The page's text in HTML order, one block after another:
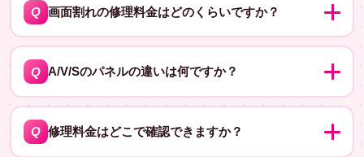
いては、修理前にお問い合わせください。
費用の返金を行うことができます。詳細については修理
Q 画面割れの修理料金はどのくらいですか？
A 画面修理は機種によって異なりますが、A/V/Sの3つのパ
ネルから選べます。具体的な料金は料金表をご覧くださ
Q A/V/Sのパネルの違いは何ですか？
A Aパネルは県内最安の互換パネル、Vパネルはコスパ重視
のバランス型、Sパネルは純正同等の高品質です。ご予
Q 修理料金はどこで確認できますか？